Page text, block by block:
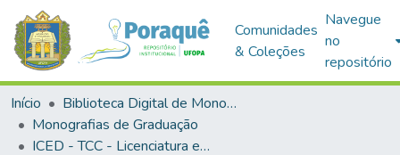
Comunidades
& Coleções
Navegue
no
repositório
Início
Biblioteca Digital de Monografias (BDM)
Monografias de Graduação
ICED - TCC - Licenciatura em Pedagogia